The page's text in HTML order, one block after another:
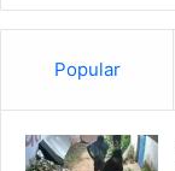
Popular